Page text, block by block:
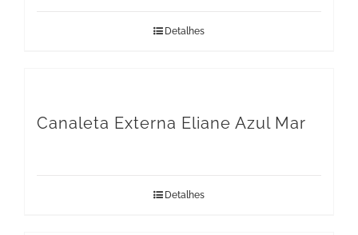
Detalhes
Canaleta Externa Eliane Azul Mar
Detalhes